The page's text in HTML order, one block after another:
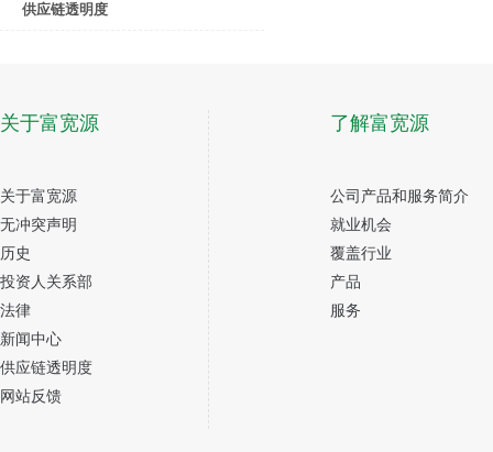
供应链透明度
关于富宽源
关于富宽源
无冲突声明
历史
投资人关系部
法律
新闻中心
供应链透明度
网站反馈
了解富宽源
公司产品和服务简介
就业机会
覆盖行业
产品
服务